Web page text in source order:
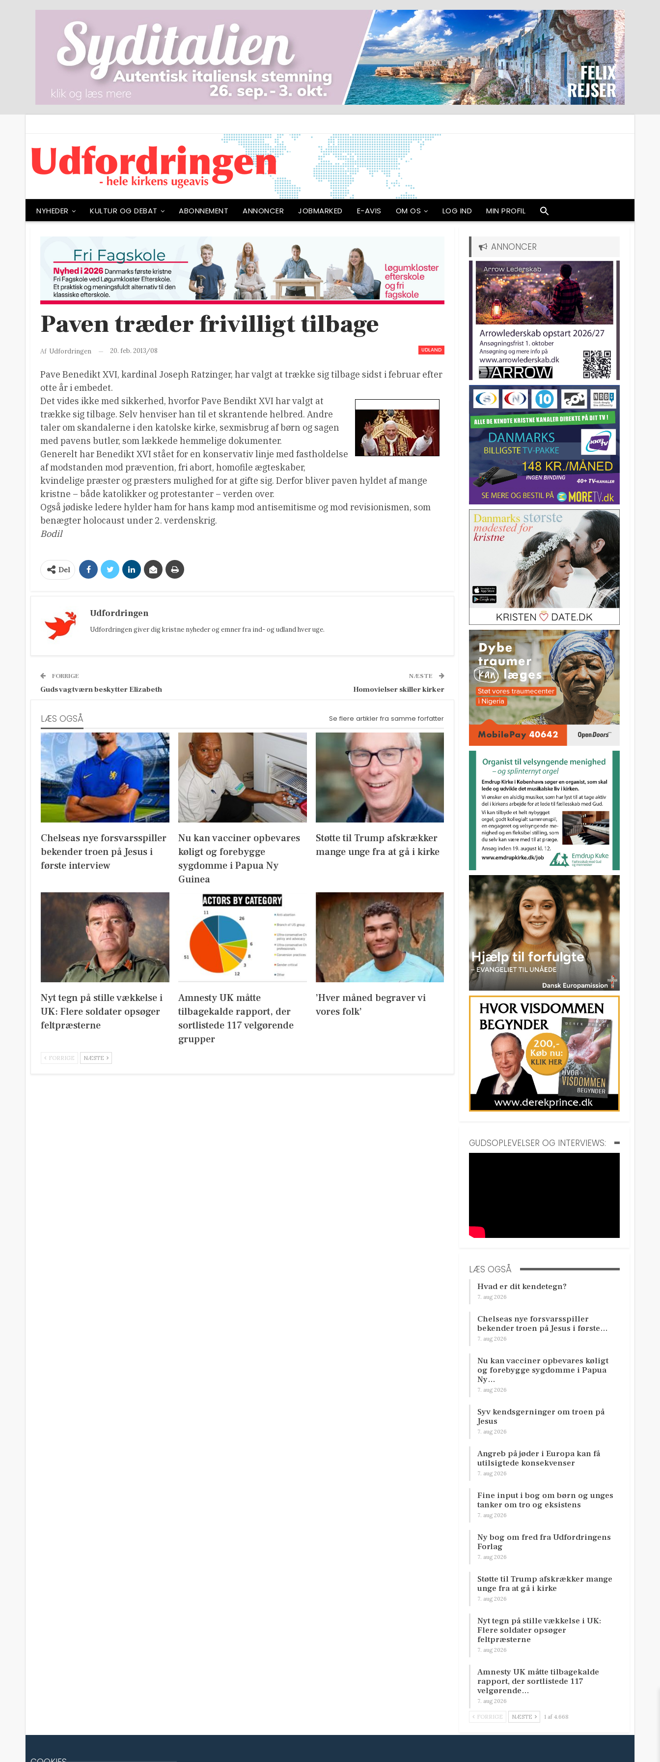
NYHEDER KULTUR OG DEBAT ABONNEMENT ANNONCER JOBMARKED E-AVIS OM OS LOG IND MIN PROFIL
Paven træder frivilligt tilbage
UDLAND
Af Udfordringen 20. feb. 2013/08
Pave Benedikt XVI, kardinal Joseph Ratzinger, har valgt at trække sig tilbage sidst i februar efter
otte år i embedet.
Det vides ikke med sikkerhed, hvorfor Pave Bendikt XVI har valgt at
trække sig tilbage. Selv henviser han til et skrantende helbred. Andre
taler om skandalerne i den katolske kirke, sexmisbrug af børn og sagen
med pavens butler, som lækkede hemmelige dokumenter.
Generelt har Benedikt XVI stået for en konservativ linje med fastholdelse
af modstanden mod prævention, fri abort, homofile ægteskaber,
kvindelige præster og præsters mulighed for at gifte sig. Derfor bliver paven hyldet af mange
kristne – både katolikker og protestanter – verden over.
Også jødiske ledere hylder ham for hans kamp mod antisemitisme og mod revisionismen, som
benægter holocaust under 2. verdenskrig.
Bodil
Del
Udfordringen
Udfordringen giver dig kristne nyheder og emner fra ind- og udland hver uge.
FORRIGE
Guds vagtværn beskytter Elizabeth
NÆSTE
Homovielser skiller kirker
LÆS OGSÅ Se flere artikler fra samme forfatter
Chelseas nye forsvarsspiller
bekender troen på Jesus i
første interview
Nu kan vacciner opbevares
køligt og forebygge
sygdomme i Papua Ny
Guinea
Støtte til Trump afskrækker
mange unge fra at gå i kirke
Nyt tegn på stille vækkelse i
UK: Flere soldater opsøger
feltpræsterne
Amnesty UK måtte
tilbagekalde rapport, der
sortlistede 117 velgørende
grupper
’Hver måned begraver vi
vores folk’
FORRIGE NÆSTE
ANNONCER
GUDSOPLEVELSER OG INTERVIEWS:
LÆS OGSÅ
Hvad er dit kendetegn?
7. aug 2026
Chelseas nye forsvarsspiller
bekender troen på Jesus i første…
7. aug 2026
Nu kan vacciner opbevares køligt
og forebygge sygdomme i Papua
Ny…
7. aug 2026
Syv kendsgerninger om troen på
Jesus
7. aug 2026
Angreb på jøder i Europa kan få
utilsigtede konsekvenser
7. aug 2026
Fine input i bog om børn og unges
tanker om tro og eksistens
7. aug 2026
Ny bog om fred fra Udfordringens
Forlag
7. aug 2026
Støtte til Trump afskrækker mange
unge fra at gå i kirke
7. aug 2026
Nyt tegn på stille vækkelse i UK:
Flere soldater opsøger
feltpræsterne
7. aug 2026
Amnesty UK måtte tilbagekalde
rapport, der sortlistede 117
velgørende…
7. aug 2026
FORRIGE NÆSTE 1 af 4.668